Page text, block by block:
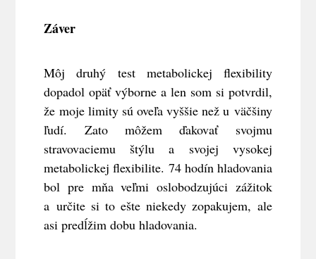
Záver
Môj druhý test metabolickej flexibility
dopadol opäť výborne a len som si potvrdil,
že moje limity sú oveľa vyššie než u väčšiny
ľudí. Zato môžem ďakovať svojmu
stravovaciemu štýlu a svojej vysokej
metabolickej flexibilite. 74 hodín hladovania
bol pre mňa veľmi oslobodzujúci zážitok
a určite si to ešte niekedy zopakujem, ale
asi predĺžim dobu hladovania.